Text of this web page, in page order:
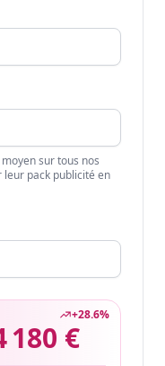
sur tous nos
pack publicité en
+28.6%
180 €